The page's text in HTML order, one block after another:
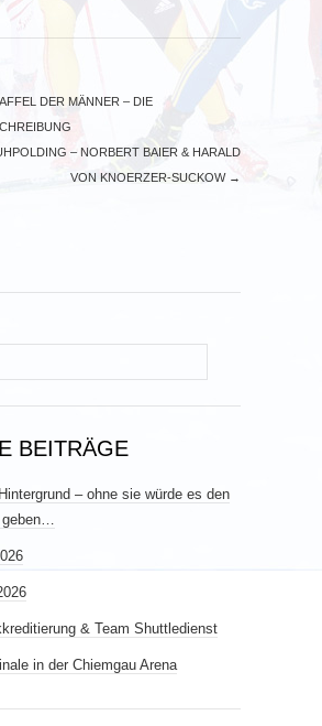
DER MÄNNER – DIE
– NORBERT BAIER & HARALD
VON KNOERZER-SUCKOW →
BEITRÄGE
– ohne sie würde es den
& Team Shuttledienst
in der Chiemgau Arena